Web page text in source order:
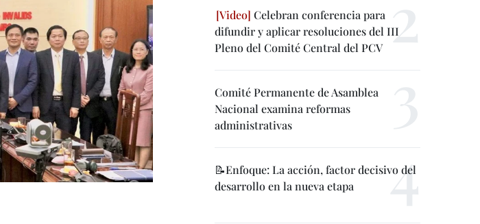
Celebran conferencia para
difundir y aplicar resoluciones del III
Pleno del Comité Central del PCV
Comité Permanente de Asamblea
Nacional examina reformas
administrativas
📝Enfoque: La acción, factor decisivo del
desarrollo en la nueva etapa